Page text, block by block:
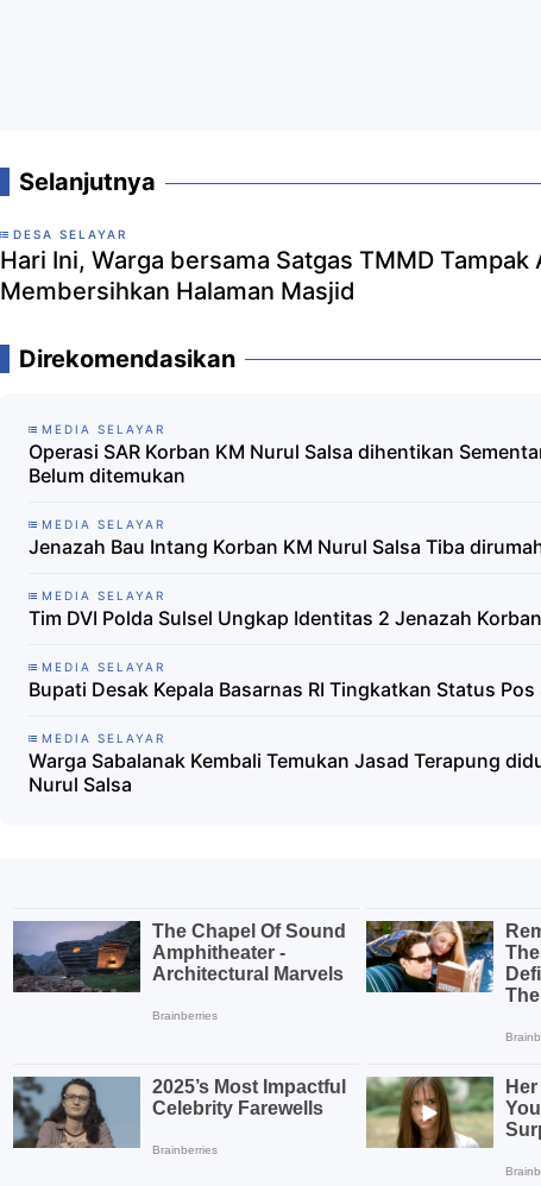
Selanjutnya
DESA SELAYAR
Hari Ini, Warga bersama Satgas TMMD Tampak
Membersihkan Halaman Masjid
Direkomendasikan
MEDIA SELAYAR
Operasi SAR Korban KM Nurul Salsa dihentikan
Belum ditemukan
MEDIA SELAYAR
Jenazah Bau Intang Korban KM Nurul Salsa Tiba
MEDIA SELAYAR
Tim DVI Polda Sulsel Ungkap Identitas 2 Jenazah
MEDIA SELAYAR
Bupati Desak Kepala Basarnas RI Tingkatkan Status Pos
MEDIA SELAYAR
Warga Sabalanak Kembali Temukan Jasad Terapung
Nurul Salsa